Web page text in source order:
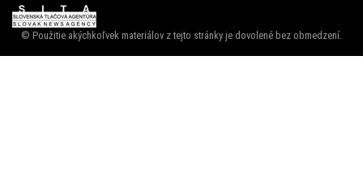
© Použitie akýchkoľvek materiálov z tejto stránky je dovolené bez obmedzení.